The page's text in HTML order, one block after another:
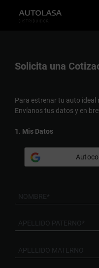
Solicita una
Para estrenar tu auto ideal
Envíanos tus datos y en
1. Mis Datos